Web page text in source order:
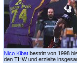
Nico Kibat bestritt von 1998
den THW und erzielte